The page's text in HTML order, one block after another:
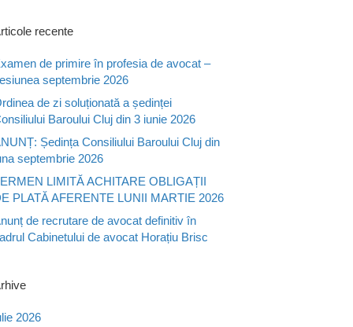
recente
de primire în profesia de avocat –
septembrie 2026
de zi soluționată a ședinței
Baroului Cluj din 3 iunie 2026
Ședința Consiliului Baroului Cluj din
septembrie 2026
LIMITĂ ACHITARE OBLIGAȚII
PLATĂ AFERENTE LUNII MARTIE 2026
de recrutare de avocat definitiv în
Cabinetului de avocat Horațiu Brisc
2026